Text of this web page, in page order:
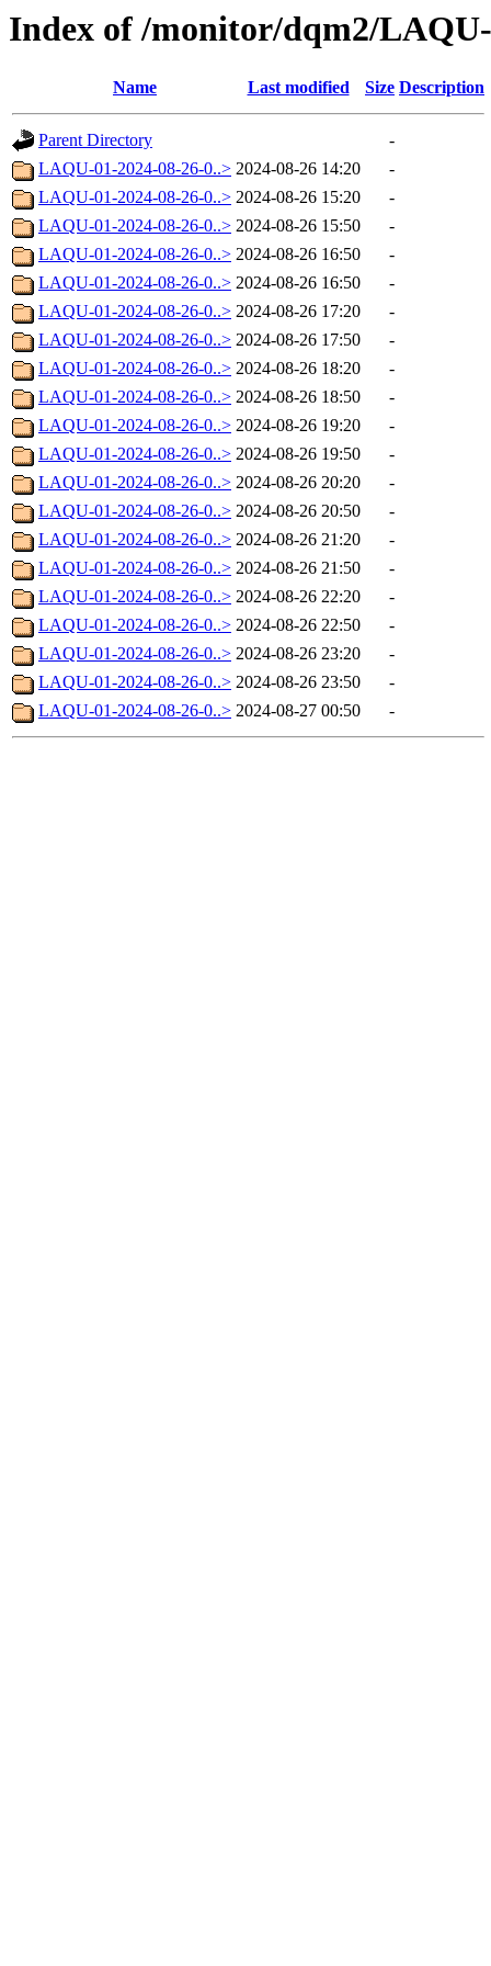
Index of /monitor/dqm2/LAQU-
Name Last modified Size Description
Parent Directory
-
LAQU-01-2024-08-26-0..> 2024-08-26 14:20
-
LAQU-01-2024-08-26-0..> 2024-08-26 15:20
-
LAQU-01-2024-08-26-0..> 2024-08-26 15:50
-
LAQU-01-2024-08-26-0..> 2024-08-26 16:50
-
LAQU-01-2024-08-26-0..> 2024-08-26 16:50
-
LAQU-01-2024-08-26-0..> 2024-08-26 17:20
-
LAQU-01-2024-08-26-0..> 2024-08-26 17:50
-
LAQU-01-2024-08-26-0..> 2024-08-26 18:20
-
LAQU-01-2024-08-26-0..> 2024-08-26 18:50
-
LAQU-01-2024-08-26-0..> 2024-08-26 19:20
-
LAQU-01-2024-08-26-0..> 2024-08-26 19:50
-
LAQU-01-2024-08-26-0..> 2024-08-26 20:20
-
LAQU-01-2024-08-26-0..> 2024-08-26 20:50
-
LAQU-01-2024-08-26-0..> 2024-08-26 21:20
-
LAQU-01-2024-08-26-0..> 2024-08-26 21:50
-
LAQU-01-2024-08-26-0..> 2024-08-26 22:20
-
LAQU-01-2024-08-26-0..> 2024-08-26 22:50
-
LAQU-01-2024-08-26-0..> 2024-08-26 23:20
-
LAQU-01-2024-08-26-0..> 2024-08-26 23:50
-
LAQU-01-2024-08-26-0..> 2024-08-27 00:50 -